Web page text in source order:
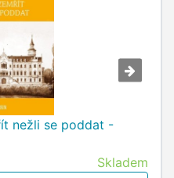
nežli se poddat -
Skladem